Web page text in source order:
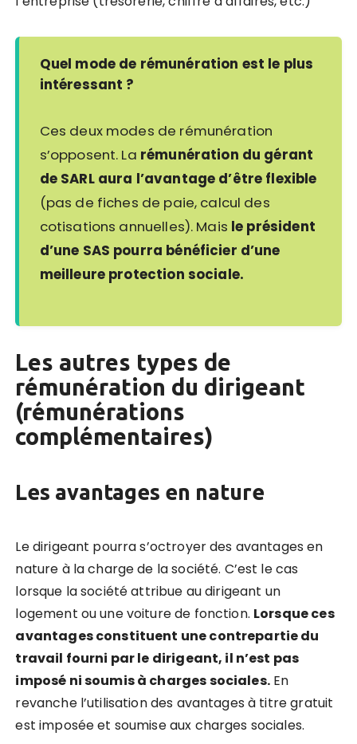
Quel mode de rémunération est le plus
intéressant ?
Ces deux modes de rémunération
s’opposent. La rémunération du gérant
de SARL aura l’avantage d’être flexible
(pas de fiches de paie, calcul des
cotisations annuelles). Mais le président
d’une SAS pourra bénéficier d’une
meilleure protection sociale.
Les autres types de
rémunération du dirigeant
(rémunérations
complémentaires)
Les avantages en nature
Le dirigeant pourra s’octroyer des avantages en
nature à la charge de la société. C’est le cas
lorsque la société attribue au dirigeant un
logement ou une voiture de fonction. Lorsque ces
avantages constituent une contrepartie du
travail fourni par le dirigeant, il n’est pas
imposé ni soumis à charges sociales.En
revanche l’utilisation des avantages à titre gratuit
est imposée et soumise aux charges sociales.